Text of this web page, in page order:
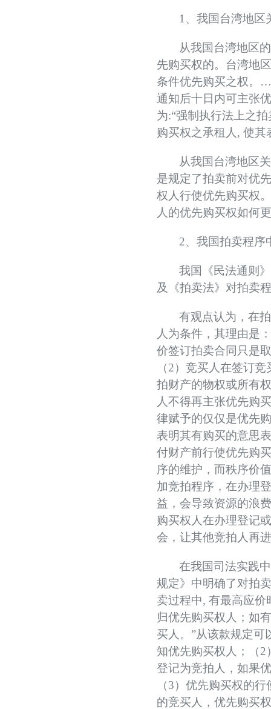
1 、我国台湾地区
从我国台湾地区
先购买权的。 台湾地区
条件优先购买之权。
通知后十日内可主张
为:“强制执行法上之拍
购买权之承租人 , 使其
从我国台湾地区
是规定了拍卖前对优
权人行使优先购买权
人的优先购买权如何
2、我国拍卖程序
我国《民法通则
及《拍卖法》对拍卖程
有观点认为，在
人为条件，其理由是
价签订拍卖合同只是
（2）竞买人在签订
拍财产的物权或所有
人不得再主张优先购
律赋予的仅仅是优先
表明其有购买的意思
付财产前行使优先购
序的维护，而秩序价
加竞拍程序，在办理
益，会导致资源的浪
购买权人在办理登记
会，让其他竞拍人再
在我国司法实践
规定》中明确了对拍
卖过程中, 有最高应价
归优先购买权人 ； 如
买人 。”从该款规定可
知优先购买权人；（2
登记为竞拍人，如果
（3）优先购买权的
的竞买人，优先购买